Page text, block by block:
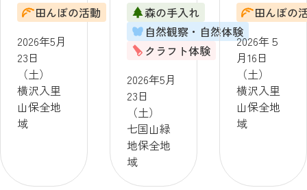
田植えを
してみよ
う（小学
生親子限
定）～
2026年5月
23日
（土）
山保全地
田んぼの活動
2026年5月
23日
（土）
横沢入里
山保全地
域
年5月23日
（土）
【実施：
地保全地
域】
森の手入れ
自然観察・自然体験
クラフト体験
2026年5月
23日
（土）
七国山緑
地保全地
域
2026年5月
16日
（土）
【実施：
横沢入里
山保全地
域】
田んぼの
2026年５
月16日
（土）
横沢入里
山保全地
域